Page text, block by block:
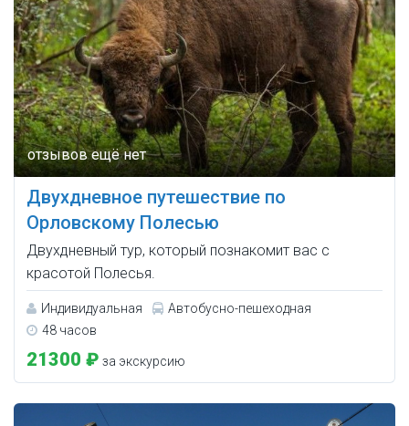
Двухдневное путешествие по
Орловскому Полесью
Двухдневный тур, который познакомит вас с
красотой Полесья.
Индивидуальная
Автобусно-пешеходная
48 часов
21300 ₽ за экскурсию